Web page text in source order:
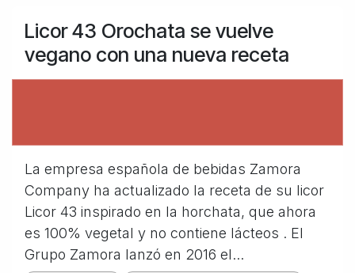
Licor 43 Orochata se vuelve
vegano con una nueva receta
La empresa española de bebidas Zamora
Company ha actualizado la receta de su licor
Licor 43 inspirado en la horchata, que ahora
es 100% vegetal y no contiene lácteos . El
Grupo Zamora lanzó en 2016 el...